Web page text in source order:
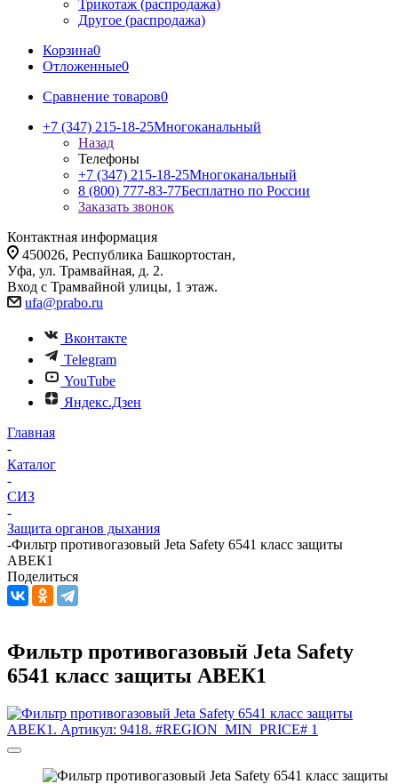
Трикотаж (распродажа)
Другое (распродажа)
Корзина0
Отложенные0
Сравнение товаров0
+7 (347) 215-18-25Многоканальный
Назад
Телефоны
+7 (347) 215-18-25Многоканальный
8 (800) 777-83-77Бесплатно по России
Заказать звонок
Контактная информация
450026, Республика Башкортостан,
Уфа, ул. Трамвайная, д. 2.
Вход с Трамвайной улицы, 1 этаж.
ufa@prabo.ru
Вконтакте
Telegram
YouTube
Яндекс.Дзен
Главная
-
Каталог
-
СИЗ
-
Защита органов дыхания
-Фильтр противогазовый Jeta Safety 6541 класс защиты
АВЕК1
Поделиться
Фильтр противогазовый Jeta Safety
6541 класс защиты АВЕК1